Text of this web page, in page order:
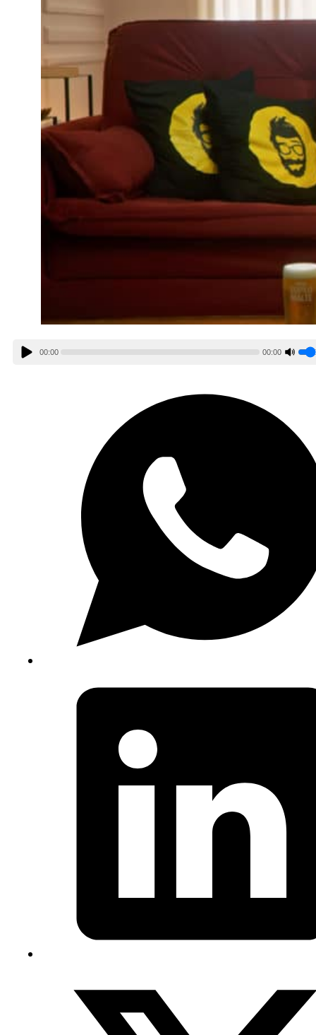
00:00 00:00